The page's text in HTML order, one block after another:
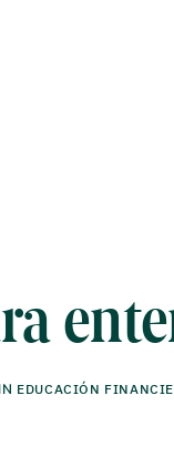
IN EDUCACIÓN